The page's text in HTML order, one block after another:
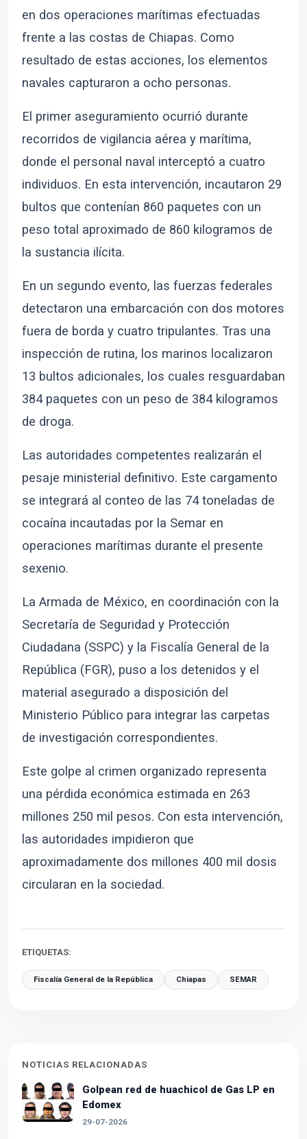
en dos operaciones marítimas efectuadas
frente a las costas de Chiapas. Como
resultado de estas acciones, los elementos
navales capturaron a ocho personas.
El primer aseguramiento ocurrió durante
recorridos de vigilancia aérea y marítima,
donde el personal naval interceptó a cuatro
individuos. En esta intervención, incautaron 29
bultos que contenían 860 paquetes con un
peso total aproximado de 860 kilogramos de
la sustancia ilícita.
En un segundo evento, las fuerzas federales
detectaron una embarcación con dos motores
fuera de borda y cuatro tripulantes. Tras una
inspección de rutina, los marinos localizaron
13 bultos adicionales, los cuales resguardaban
384 paquetes con un peso de 384 kilogramos
de droga.
Las autoridades competentes realizarán el
pesaje ministerial definitivo. Este cargamento
se integrará al conteo de las 74 toneladas de
cocaína incautadas por la Semar en
operaciones marítimas durante el presente
sexenio.
La Armada de México, en coordinación con la
Secretaría de Seguridad y Protección
Ciudadana (SSPC) y la Fiscalía General de la
República (FGR), puso a los detenidos y el
material asegurado a disposición del
Ministerio Público para integrar las carpetas
de investigación correspondientes.
Este golpe al crimen organizado representa
una pérdida económica estimada en 263
millones 250 mil pesos. Con esta intervención,
las autoridades impidieron que
aproximadamente dos millones 400 mil dosis
circularan en la sociedad.
ETIQUETAS:
Fiscalía General de la República Chiapas SEMAR
NOTICIAS RELACIONADAS
Golpean red de huachicol de Gas LP en
Edomex
29-07-2026